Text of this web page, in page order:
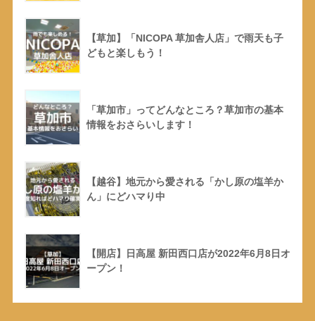
【草加】「NICOPA 草加舎人店」で雨天も子
どもと楽しもう！
「草加市」ってどんなところ？草加市の基本
情報をおさらいします！
【越谷】地元から愛される「かし原の塩羊か
ん」にどハマり中
【開店】日高屋 新田西口店が2022年6月8日オ
ープン！